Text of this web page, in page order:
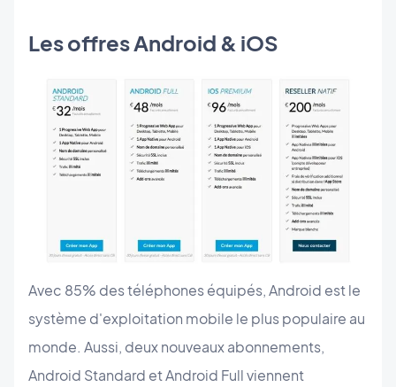
Les offres Android & iOS
Avec 85% des téléphones équipés, Android est le
système d'exploitation mobile le plus populaire au
monde. Aussi, deux nouveaux abonnements,
Android Standard et Android Full viennent